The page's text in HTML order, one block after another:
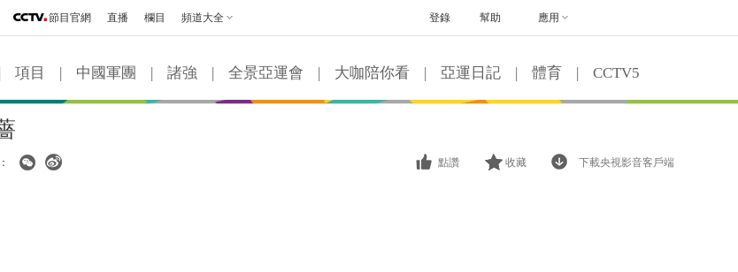
節目官網 直播 欄目 頻道大全 幫助 應用
登錄
項目 | 中國軍團 | 諸強 | 全景亞運會 | 大咖陪你看 | 亞運日記 | 體育 | CCTV5
下載央視影音客戶端
收藏
點讚